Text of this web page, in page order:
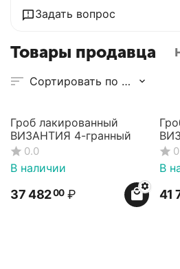
Товары продавца
Сортировать по рейтингу продавца
Гроб лакированный
ВИЗАНТИЯ 4-гранный
0.0
В наличии
37 48200 ₽
В
41
Задать вопрос